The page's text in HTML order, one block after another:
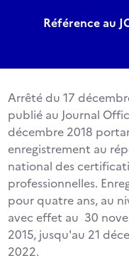
Référence au
Arrêté du 17
publié au Journal
décembre 2018
enregistrement au
national des
professionnelles.
pour quatre ans, au
avec effet au 30
2015, jusqu'au 21
2022.